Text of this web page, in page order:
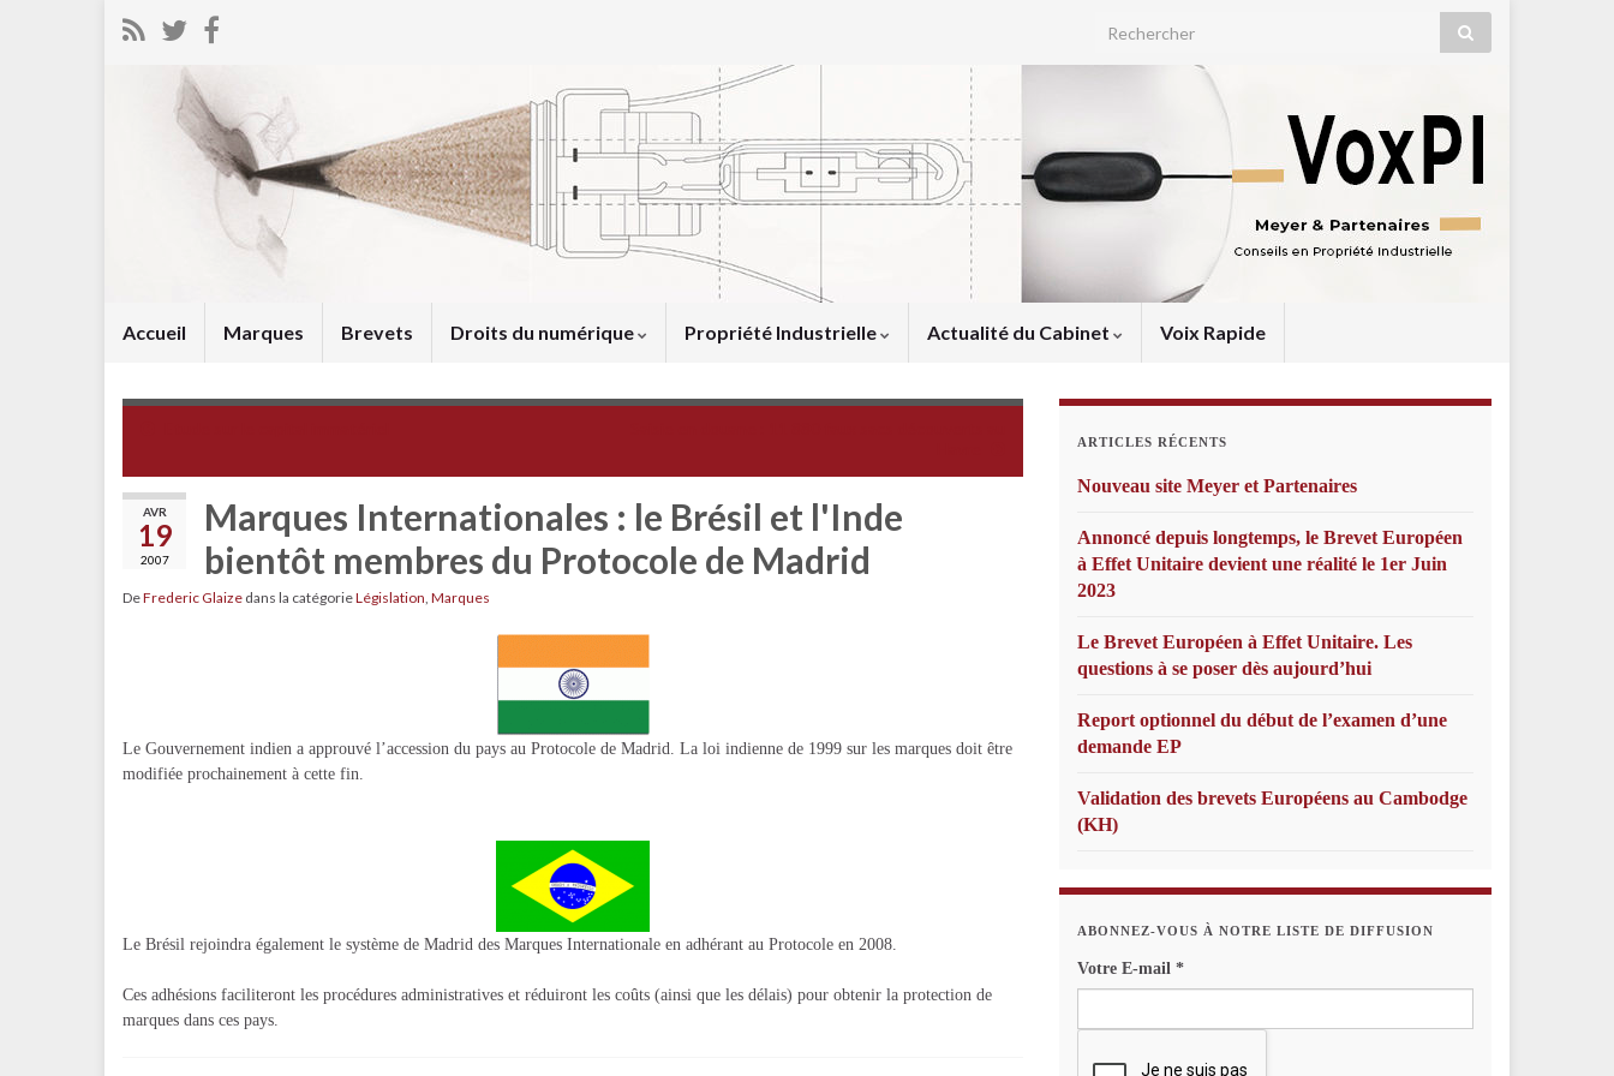
Search for:
Accueil Marques Brevets Droits du numérique Propriété Industrielle Actualité du Cabinet Voix Rapide
AVR
19
2007
Marques Internationales : le Brésil et l'Inde
bientôt membres du Protocole de Madrid
DeFrederic Glaize dans la catégorieLégislation, Marques
Le Gouvernement indien a approuvé l’accession du pays au Protocole de Madrid. La loi indienne de 1999 sur les marques doit être
modifiée prochainement à cette fin.
Le Brésil rejoindra également le système de Madrid des Marques Internationale en adhérant au Protocole en 2008.
Ces adhésions faciliteront les procédures administratives et réduiront les coûts (ainsi que les délais) pour obtenir la protection de
marques dans ces pays.
ARTICLES RÉCENTS
Nouveau site Meyer et Partenaires
Annoncé depuis longtemps, le Brevet Européen
à Effet Unitaire devient une réalité le 1er Juin
2023
Le Brevet Européen à Effet Unitaire. Les
questions à se poser dès aujourd’hui
Report optionnel du début de l’examen d’une
demande EP
Validation des brevets Européens au Cambodge
(KH)
ABONNEZ-VOUS À NOTRE LISTE DE DIFFUSION
Votre E-mail *